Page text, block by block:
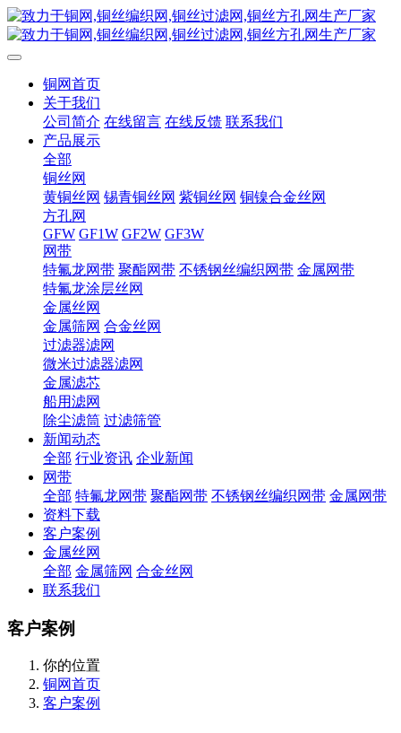
铜网首页
关于我们
公司简介 在线留言 在线反馈 联系我们
产品展示
全部
铜丝网
黄铜丝网 锡青铜丝网 紫铜丝网 铜镍合金丝网
方孔网
GFW GF1W GF2W GF3W
网带
特氟龙网带 聚酯网带 不锈钢丝编织网带 金属网带
特氟龙涂层丝网
金属丝网
金属筛网 合金丝网
过滤器滤网
微米过滤器滤网
金属滤芯
船用滤网
除尘滤筒 过滤筛管
新闻动态
全部 行业资讯 企业新闻
网带
全部 特氟龙网带 聚酯网带 不锈钢丝编织网带 金属网带
资料下载
客户案例
金属丝网
全部 金属筛网 合金丝网
联系我们
客户案例
你的位置
铜网首页
客户案例